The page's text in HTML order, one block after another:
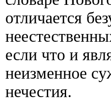
отличается
если что и
неизменное
нечестия.